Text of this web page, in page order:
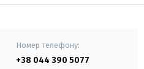
Номер телефону:
+38 044 390 5077